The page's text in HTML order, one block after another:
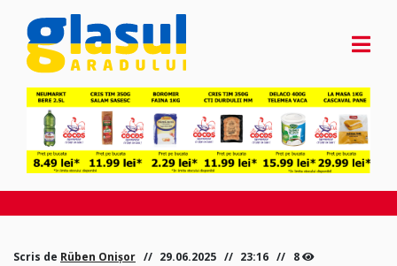
Scris de Rüben Onișor 29.06.2025 23:16 8